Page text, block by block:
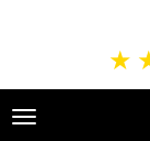
★
Toggle